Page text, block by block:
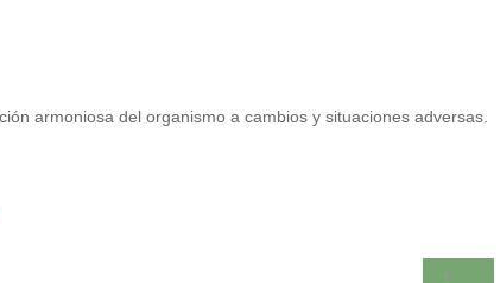
armoniosa del organismo a cambios y situaciones adversas.